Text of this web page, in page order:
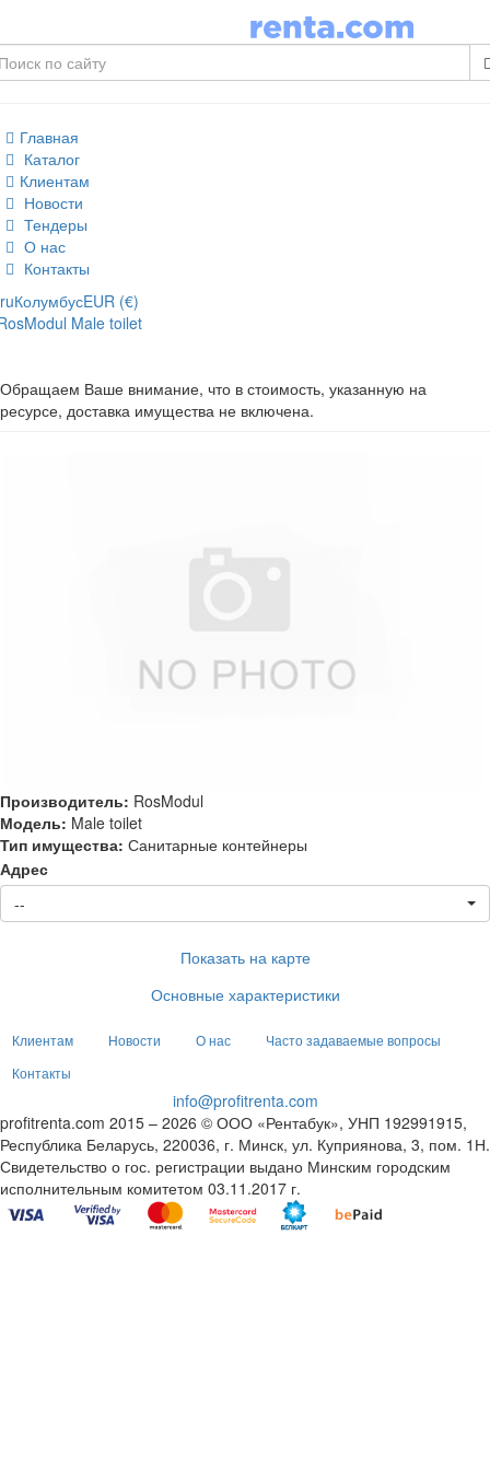
Главная
Каталог
Клиентам
Новости
Тендеры
О нас
Контакты
ruКолумбусEUR (€)
Male toilet
Обращаем Ваше внимание, что в стоимость, указанную на
ресурсе, доставка имущества не включена.
Производитель: RosModul
Модель: Male toilet
Тип имущества: Санитарные контейнеры
Адрес
--
Показать на карте
Основные характеристики
Клиентам Новости О нас
Часто задаваемые вопросы
Контакты
info@profitrenta.com
profitrenta.com 2015 – 2026 © ООО «Рентабук», УНП 192991915,
Республика Беларусь, 220036, г. Минск, ул. Куприянова, 3, пом. 1Н.
Свидетельство о гос. регистрации выдано Минским городским
исполнительным комитетом 03.11.2017 г.